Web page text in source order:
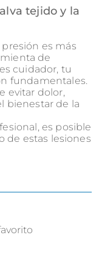
tejido y la
es más
de
cuidador, tu
fundamentales.
evitar dolor,
bienestar de la
es posible
de estas lesiones